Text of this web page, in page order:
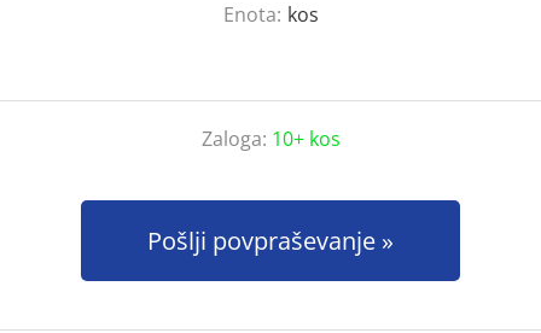
Enota: kos
Zaloga: 10+ kos
Pošlji povpraševanje